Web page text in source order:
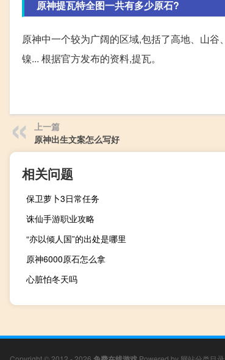
原神提瓦特全图一共有多少原石?
原神中一个较为广阔的区域,包括了高地、山谷
镍... 根据官方发布的资料,提瓦。
上一篇
原神出生文案怎么写好
相关问题
保卫萝卜3日常任务
诛仙手游职业攻略
“亦以倾人国”的出处是哪里
原神6000原石怎么拿
心脏怕冬天吗